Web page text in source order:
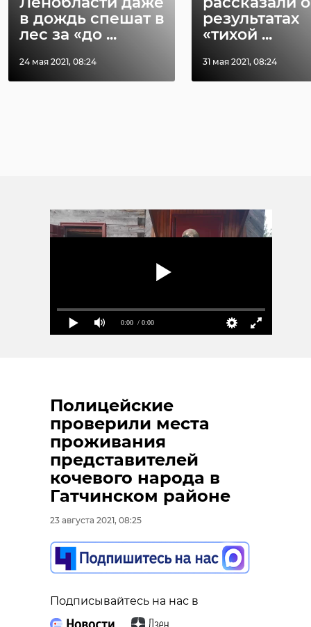
в дождь спешат в
лес за «до ...
24 мая 2021, 08:24
результатах
«тихой ...
31 мая 2021, 08:24
0:00 / 0:00
Полицейские
проверили места
проживания
представителей
кочевого народа в
Гатчинском районе
23 августа 2021, 08:25
Подписывайтесь на нас в